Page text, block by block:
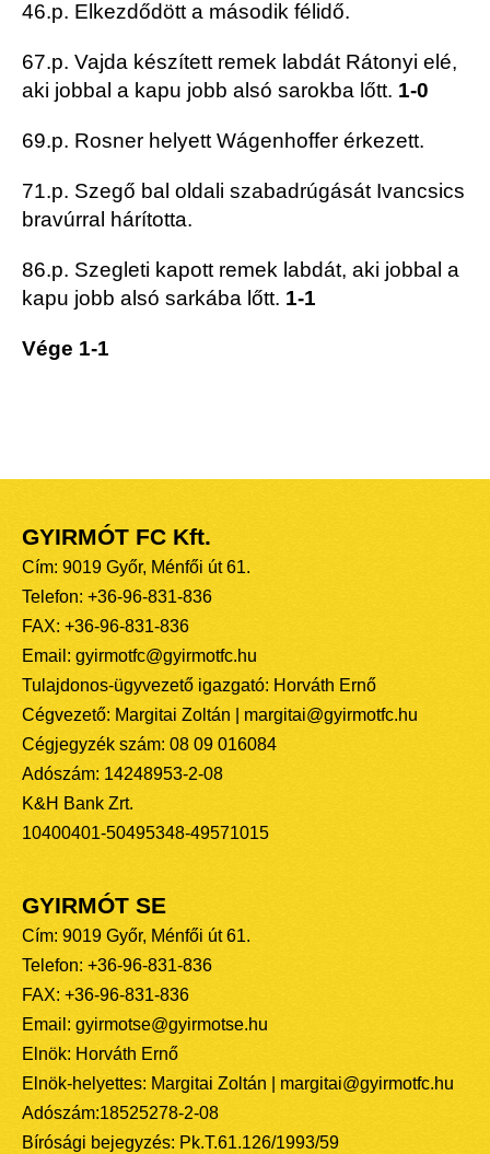
46.p. Elkezdődött a második félidő.
67.p. Vajda készített remek labdát Rátonyi elé,
aki jobbal a kapu jobb alsó sarokba lőtt. 1-0
69.p. Rosner helyett Wágenhoffer érkezett.
71.p. Szegő bal oldali szabadrúgását Ivancsics
bravúrral hárította.
86.p. Szegleti kapott remek labdát, aki jobbal a
kapu jobb alsó sarkába lőtt. 1-1
Vége 1-1
GYIRMÓT FC Kft.
Cím: 9019 Győr, Ménfői út 61.
Telefon: +36-96-831-836
FAX: +36-96-831-836
Email: gyirmotfc@gyirmotfc.hu
Tulajdonos-ügyvezető igazgató: Horváth Ernő
Cégvezető: Margitai Zoltán | margitai@gyirmotfc.hu
Cégjegyzék szám: 08 09 016084
Adószám: 14248953-2-08
K&H Bank Zrt.
10400401-50495348-49571015
GYIRMÓT SE
Cím: 9019 Győr, Ménfői út 61.
Telefon: +36-96-831-836
FAX: +36-96-831-836
Email: gyirmotse@gyirmotse.hu
Elnök: Horváth Ernő
Elnök-helyettes: Margitai Zoltán | margitai@gyirmotfc.hu
Adószám:18525278-2-08
Bírósági bejegyzés: Pk.T.61.126/1993/59